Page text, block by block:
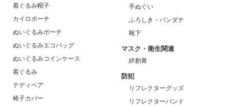
着ぐるみ帽子
カイロポーチ
ぬいぐるみポーチ
ぬいぐるみエコバッグ
ぬいぐるみコインケース
着ぐるみ
テディベア
椅子カバー
手ぬぐい
ふろしき・バンダナ
靴下
マスク・衛生関連
絆創膏
防犯
リフレクターグッズ
リフレクターバンド